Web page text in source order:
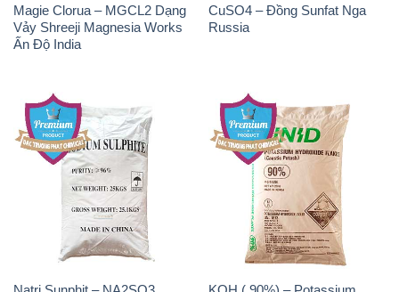
Magie Clorua – MGCL2 Dạng
Vảy Shreeji Magnesia Works
Ấn Độ India
CuSO4 – Đồng Sunfat Nga
Russia